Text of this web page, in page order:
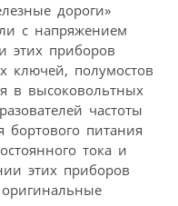
дороги»
с напряжением
этих приборов
ключей, полумостов
в высоковольтных
частоты
бортового питания
тока и
этих приборов